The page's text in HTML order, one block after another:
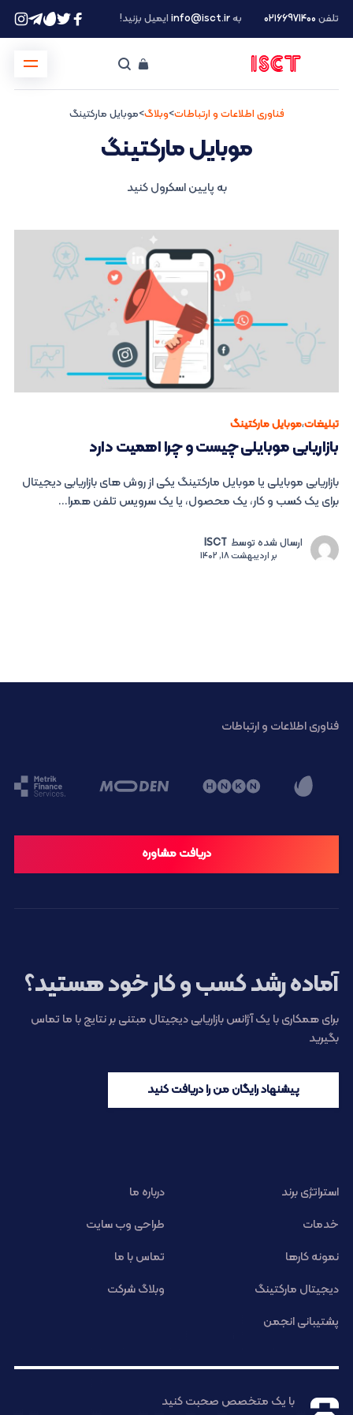
تلفن ۰۲۱66971400 بهinfo@isct.irایمیل بزنید!
فناوری اطلاعات و ارتباطات>وبلاگ>موبایل مارکتینگ
موبایل مارکتینگ
به پایین اسکرول کنید
تبلیغات،موبایل مارکتینگ
بازاریابی موبایلی چیست و چرا اهمیت دارد
بازاریابی موبایلی یا موبایل مارکتینگ یکی از روش های بازاریابی دیجیتال
برای یک کسب و کار، یک محصول، یا یک سرویس تلفن همرا...
ارسال شده توسط ISCT
براردیبهشت 18, 1402
فناوری اطلاعات و ارتباطات
دریافت مشاوره
آماده رشد کسب و کار خود هستید؟
برای همکاری با یک آژانس بازاریابی دیجیتال مبتنی بر نتایج با ما تماس
بگیرید
پیشنهاد رایگان من را دریافت کنید
استراتژی برند
درباره ما
خدمات
طراحی وب سایت
نمونه کارها
تماس با ما
دیجیتال مارکتینگ
وبلاگ شرکت
پشتیبانی انجمن
با یک متخصص صحبت کنید